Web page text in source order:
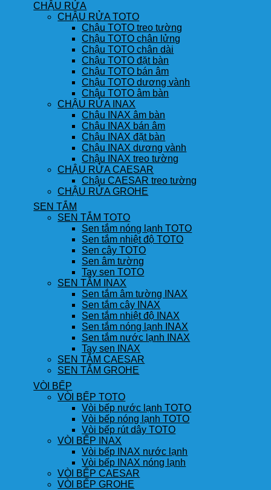
CHẬU RỬA
CHẬU RỬA TOTO
Chậu TOTO treo tường
Chậu TOTO chân lửng
Chậu TOTO chân dài
Chậu TOTO đặt bàn
Chậu TOTO bán âm
Chậu TOTO dương vành
Chậu TOTO âm bàn
CHẬU RỬA INAX
Chậu INAX âm bàn
Chậu INAX bán âm
Chậu INAX đặt bàn
Chậu INAX dương vành
Chậu INAX treo tường
CHẬU RỬA CAESAR
Chậu CAESAR treo tường
CHẬU RỬA GROHE
SEN TẮM
SEN TẮM TOTO
Sen tắm nóng lạnh TOTO
Sen tắm nhiệt độ TOTO
Sen cây TOTO
Sen âm tường
Tay sen TOTO
SEN TẮM INAX
Sen tắm âm tường INAX
Sen tắm cây INAX
Sen tắm nhiệt độ INAX
Sen tắm nóng lạnh INAX
Sen tắm nước lạnh INAX
Tay sen INAX
SEN TẮM CAESAR
SEN TẮM GROHE
VÒI BẾP
VÒI BẾP TOTO
Vòi bếp nước lạnh TOTO
Vòi bếp nóng lạnh TOTO
Vòi bếp rút dây TOTO
VÒI BẾP INAX
Vòi bếp INAX nước lạnh
Vòi bếp INAX nóng lạnh
VÒI BẾP CAESAR
VÒI BẾP GROHE